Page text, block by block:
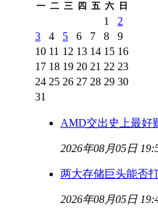
一 二 三 四 五 六 日
1
2
3
4 5 6 7 8
9
10 11 12 13 14 15 16
17 18 19 20 21 22 23
24 25 26 27 28 29 30
31
AMD交出史上最好
2026年08月05日
两大存储巨头能否
2026年08月05日